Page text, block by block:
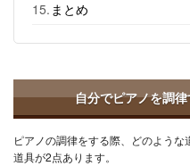
まとめ
自分でピアノを調
ピアノの調律をする際、どのよう
道具が2点あります。